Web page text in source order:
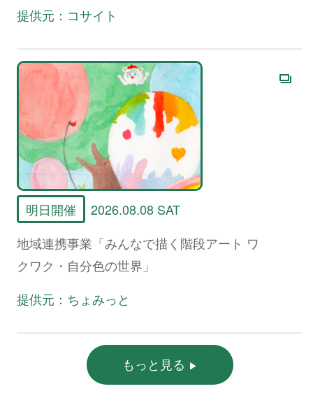
提供元：コサイト
明日開催
2026.08.08 SAT
地域連携事業「みんなで描く階段アート ワ
クワク・自分色の世界」
提供元：ちょみっと
もっと見る